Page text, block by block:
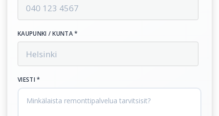
KAUPUNKI / KUNTA *
VIESTI *